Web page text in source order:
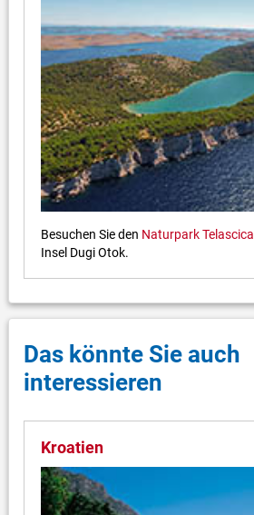
Besuchen Sie den Naturpark Telascica
Insel Dugi Otok.
Das könnte Sie auch
interessieren
Kroatien